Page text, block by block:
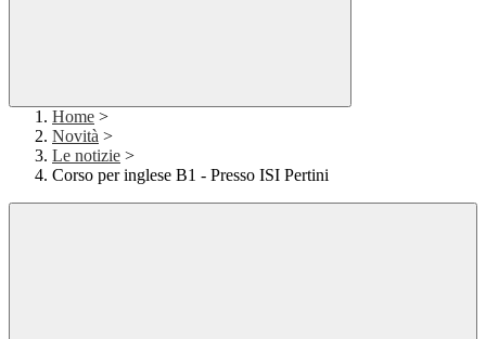
Home >
Novità >
Le notizie >
Corso per inglese B1 - Presso ISI Pertini